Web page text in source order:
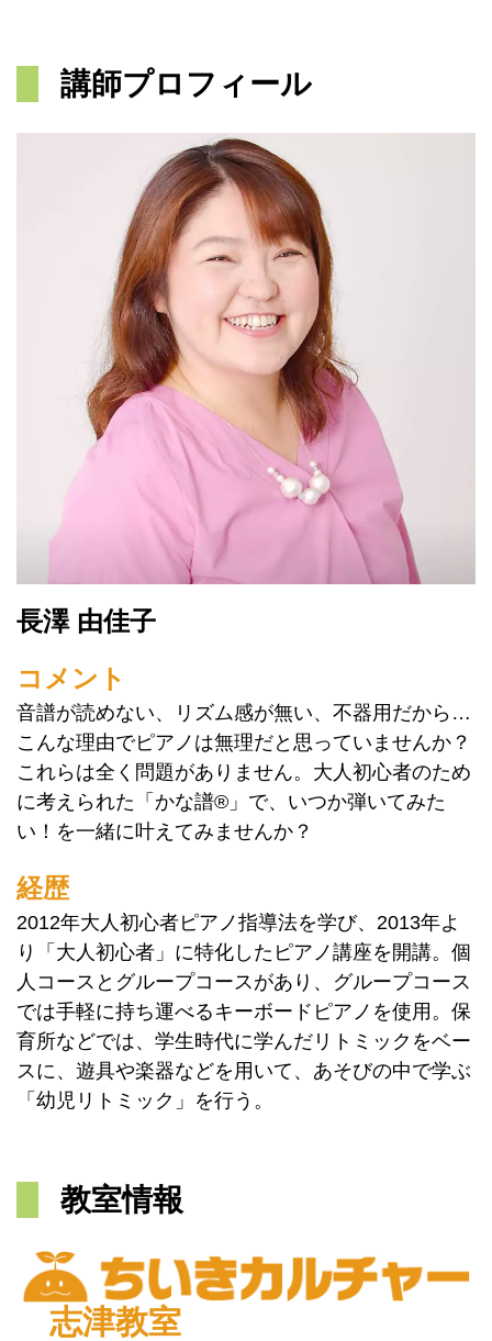
講師プロフィール
⻑澤 由佳⼦
コメント
音譜が読めない、リズム感が無い、不器用だから…
こんな理由でピアノは無理だと思っていませんか？
これらは全く問題がありません。大人初心者のため
に考えられた「かな譜®」で、いつか弾いてみた
い！を一緒に叶えてみませんか？
経歴
2012年大人初心者ピアノ指導法を学び、2013年よ
り「大人初心者」に特化したピアノ講座を開講。個
人コースとグループコースがあり、グループコース
では手軽に持ち運べるキーボードピアノを使用。保
育所などでは、学生時代に学んだリトミックをベー
スに、遊具や楽器などを用いて、あそびの中で学ぶ
「幼児リトミック」を行う。
教室情報
志津教室